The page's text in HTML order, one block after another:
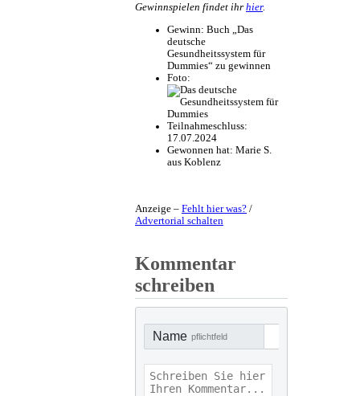
Gewinnspielen findet ihr hier.
Gewinn: Buch „Das
deutsche
Gesundheitssystem für
Dummies“ zu gewinnen
Foto:
Teilnahmeschluss:
17.07.2024
Gewonnen hat: Marie S.
aus Koblenz
Anzeige – Fehlt hier was? /
Advertorial schalten
Kommentar
schreiben
Name pflichtfeld